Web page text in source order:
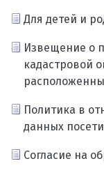
Для детей и
Извещение о
кадастровой
Политика в
данных
Согласие на